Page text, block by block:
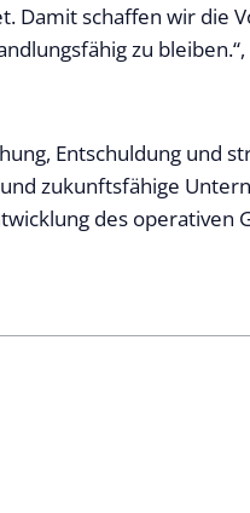
Damit schaffen wir die
zu bleiben.“,
Entschuldung und
zukunftsfähige
des operativen